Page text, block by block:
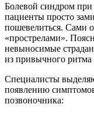
Болевой синдром
пациенты просто
пошевелиться. Сами
«прострелами».
невыносимые
из привычного
Специалисты
появлению
позвоночника: